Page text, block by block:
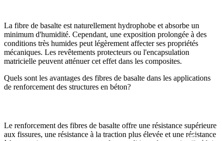
La fibre de basalte est naturellement hydrophobe et absorbe un
minimum d'humidité. Cependant, une exposition prolongée à des
conditions très humides peut légèrement affecter ses propriétés
mécaniques. Les revêtements protecteurs ou l'encapsulation
matricielle peuvent atténuer cet effet dans les composites.
Quels sont les avantages des fibres de basalte dans les applications
de renforcement des structures en béton?
Le renforcement des fibres de basalte offre une résistance supérieure
aux fissures, une résistance à la traction plus élevée et une résistance